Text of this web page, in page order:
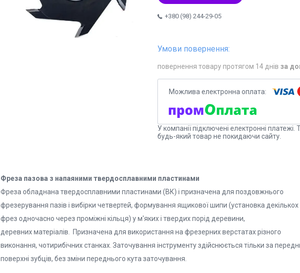
+380 (98) 244-29-05
повернення товару протягом 14 днів за
У компанії підключені електронні
будь-який товар не покидаючи сайту.
Фреза пазова з напаяними твердосплавними пластинами
Фреза обладнана твердосплавними пластинами (ВК) і призначена для поздовжнього
фрезерування пазів і вибірки четвертей, формування ящикової шипи (установка декількох
фрез одночасно через проміжні кільця) у м'яких і твердих порід деревини,
деревних матеріалів. Призначена для використання на фрезерних верстатах різного
виконання, чотирибічних станках. Заточування інструменту здійснюється тільки за
поверхні зубців, без зміни переднього кута заточування.